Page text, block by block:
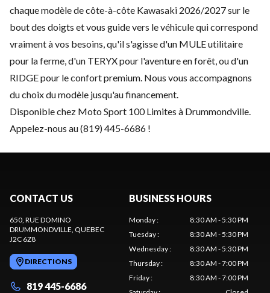
chaque modèle de côte-à-côte Kawasaki 2026/2027 sur le
bout des doigts et vous guide vers le véhicule qui correspond
vraiment à vos besoins, qu'il s'agisse d'un MULE utilitaire
pour la ferme, d'un TERYX pour l'aventure en forêt, ou d'un
RIDGE pour le confort premium. Nous vous accompagnons
du choix du modèle jusqu'au financement.
Disponible chez Moto Sport 100 Limites à Drummondville.
Appelez-nous au (819) 445-6686 !
CONTACT US
650, RUE DOMINO
DRUMMONDVILLE, QUEBEC
J2C 6Z8
DIRECTIONS
819 445-6686
BUSINESS HOURS
Monday:
8:30 AM - 5:30 PM
Tuesday:
8:30 AM - 5:30 PM
Wednesday:
8:30 AM - 5:30 PM
Thursday:
8:30 AM - 7:00 PM
Friday:
8:30 AM - 7:00 PM